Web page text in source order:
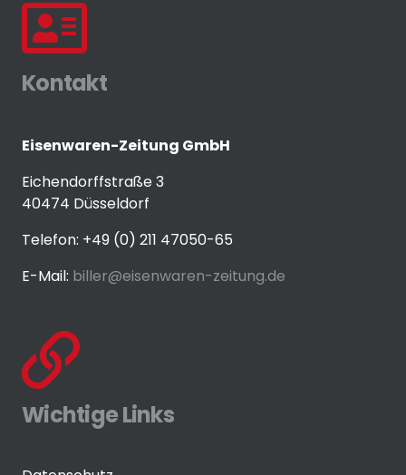
Kontakt
Eisenwaren-Zeitung GmbH
Eichendorffstraße 3
40474 Düsseldorf
Telefon: +49 (0) 211 47050-65
E-Mail: biller@eisenwaren-zeitung.de
Wichtige Links